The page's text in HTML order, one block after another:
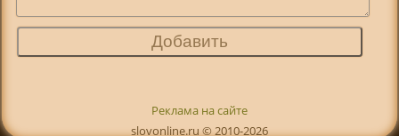
Реклама на сайте
slovonline.ru © 2010-2026